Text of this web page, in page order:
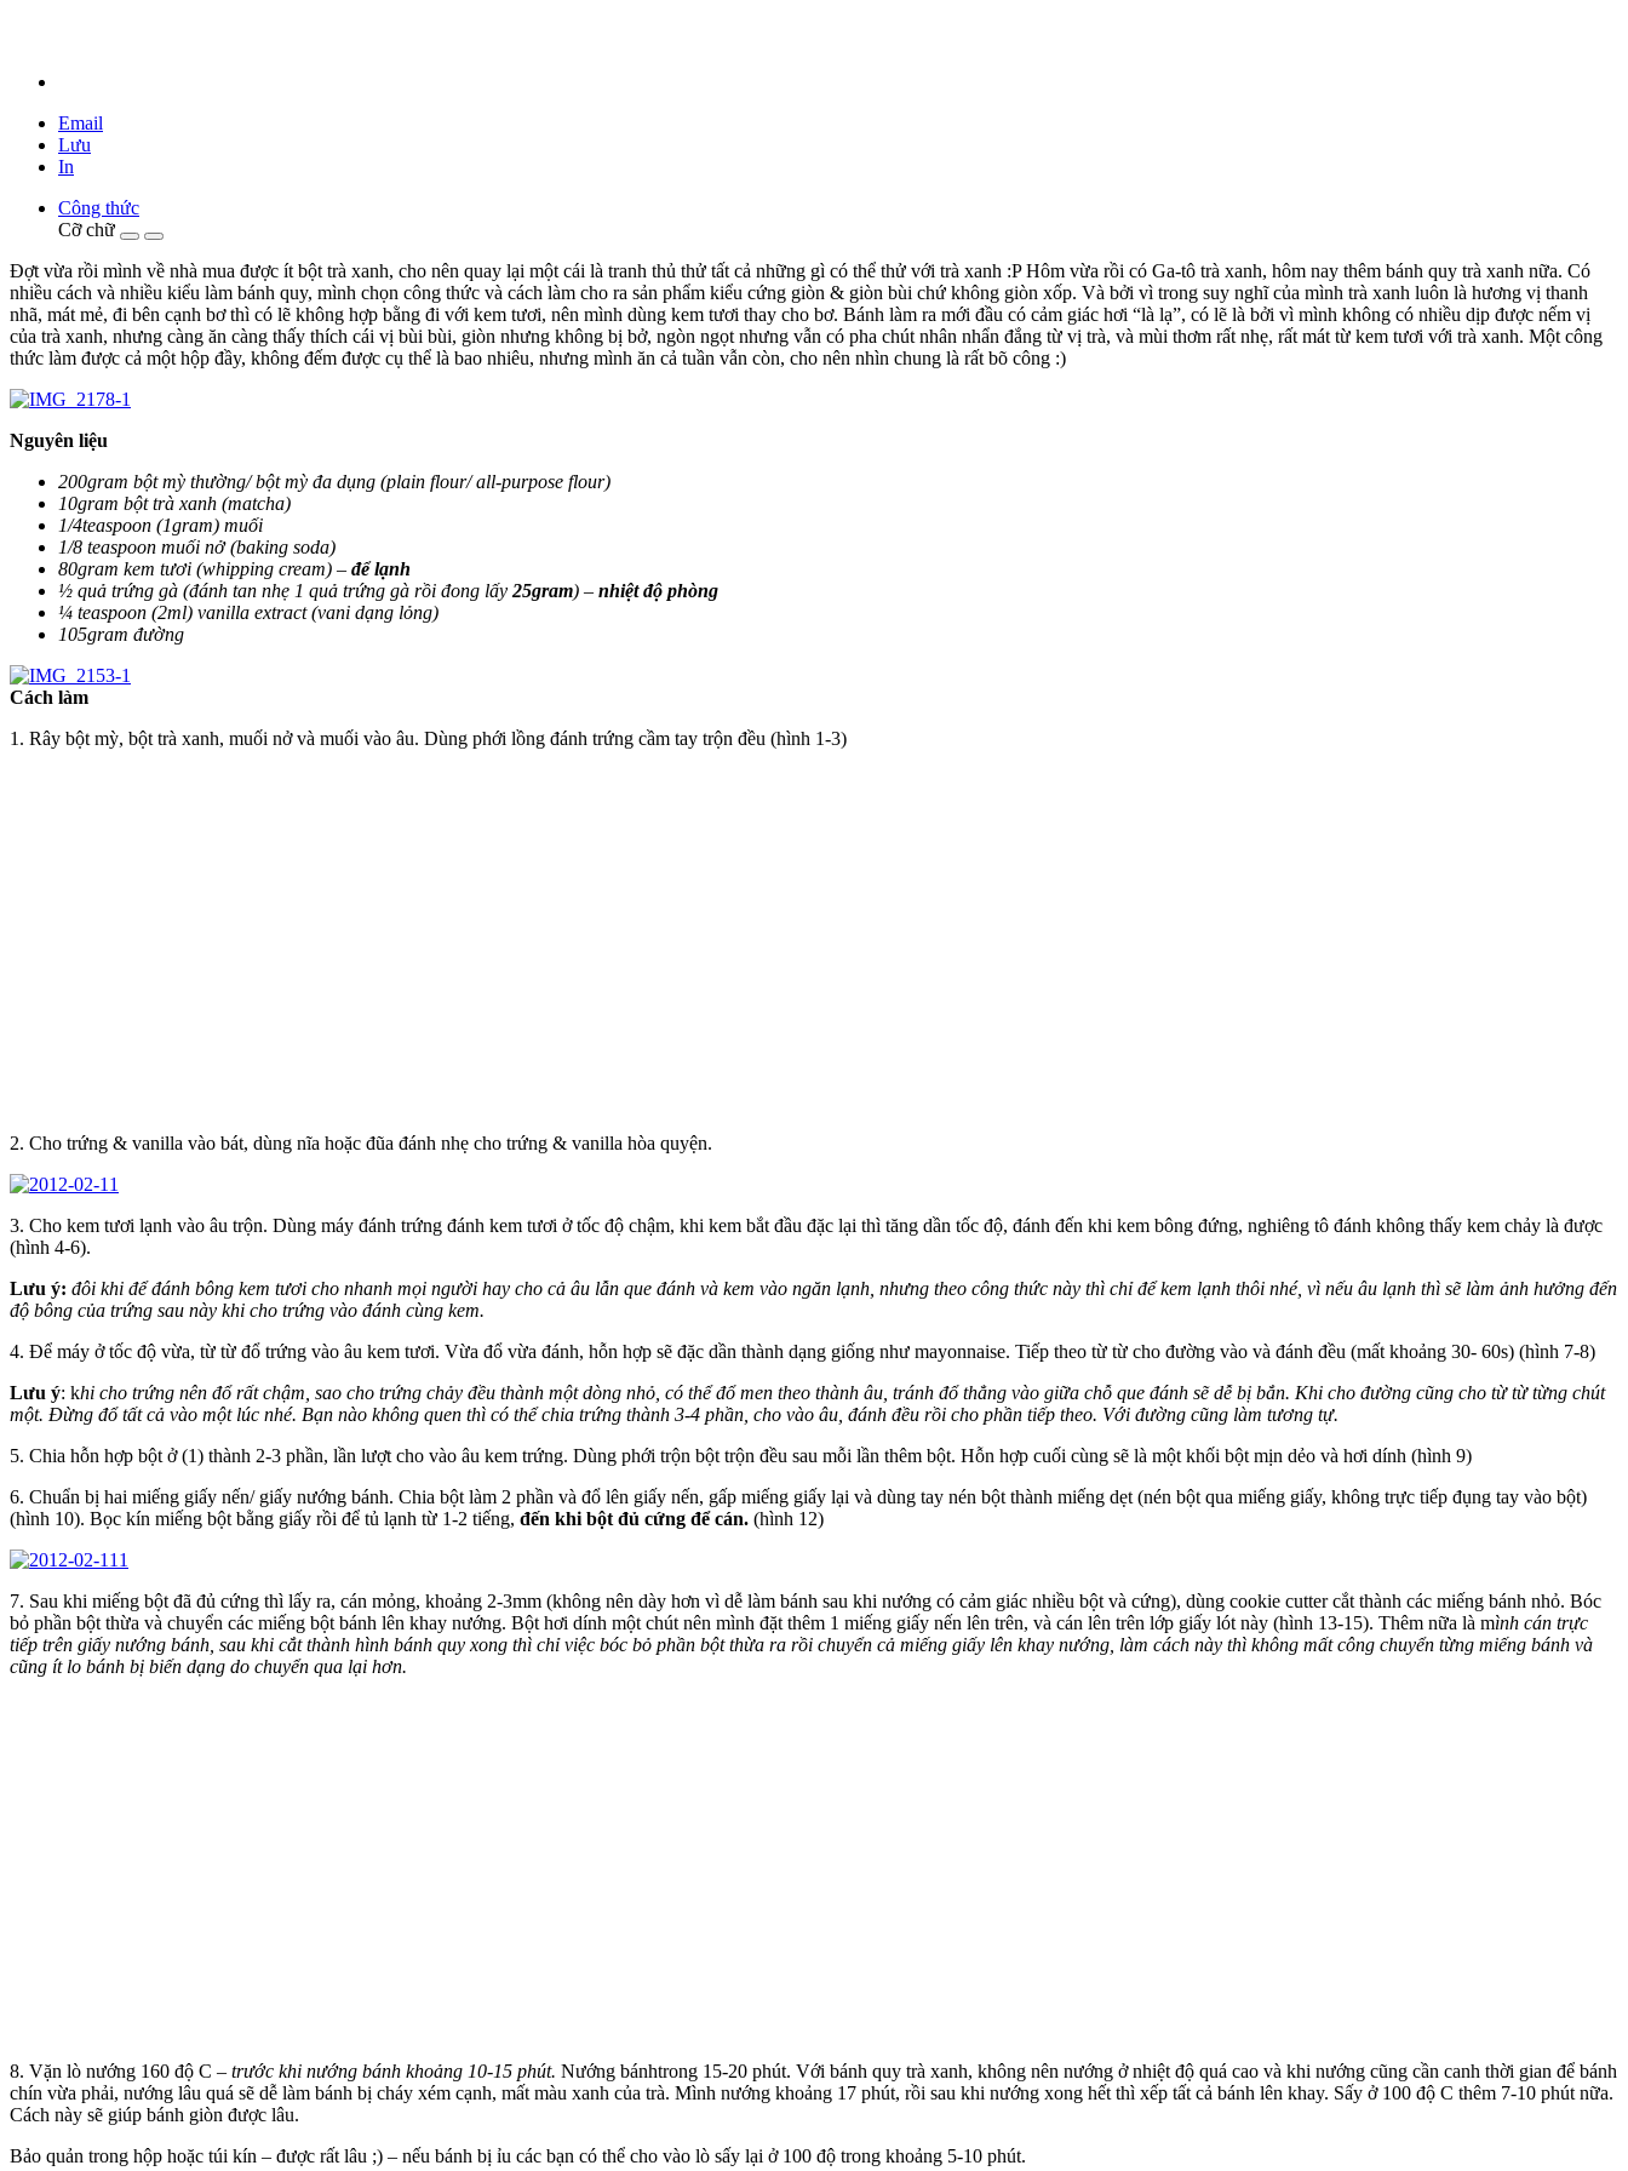
Email
Lưu
In
Công thức
Cỡ chữ
Đợt vừa rồi mình về nhà mua được ít bột trà xanh, cho nên quay lại một cái là tranh thủ thử tất cả những gì có thể thử với trà xanh :P Hôm vừa rồi có Ga-tô trà xanh, hôm nay thêm bánh quy trà xanh nữa. Có
nhiều cách và nhiều kiểu làm bánh quy, mình chọn công thức và cách làm cho ra sản phẩm kiểu cứng giòn & giòn bùi chứ không giòn xốp. Và bởi vì trong suy nghĩ của mình trà xanh luôn là hương vị thanh
nhã, mát mẻ, đi bên cạnh bơ thì có lẽ không hợp bằng đi với kem tươi, nên mình dùng kem tươi thay cho bơ. Bánh làm ra mới đầu có cảm giác hơi “là lạ”, có lẽ là bởi vì mình không có nhiều dịp được nếm vị
của trà xanh, nhưng càng ăn càng thấy thích cái vị bùi bùi, giòn nhưng không bị bở, ngòn ngọt nhưng vẫn có pha chút nhân nhẩn đắng từ vị trà, và mùi thơm rất nhẹ, rất mát từ kem tươi với trà xanh. Một công
thức làm được cả một hộp đầy, không đếm được cụ thể là bao nhiêu, nhưng mình ăn cả tuần vẫn còn, cho nên nhìn chung là rất bõ công :)
Nguyên liệu
200gram bột mỳ thường/ bột mỳ đa dụng (plain flour/ all-purpose flour)
10gram bột trà xanh (matcha)
1/4teaspoon (1gram) muối
1/8 teaspoon muối nở (baking soda)
80gram kem tươi (whipping cream) – để lạnh
½ quả trứng gà (đánh tan nhẹ 1 quả trứng gà rồi đong lấy 25gram) – nhiệt độ phòng
¼ teaspoon (2ml) vanilla extract (vani dạng lỏng)
105gram đường
Cách làm
1. Rây bột mỳ, bột trà xanh, muối nở và muối vào âu. Dùng phới lồng đánh trứng cầm tay trộn đều (hình 1-3)
2. Cho trứng & vanilla vào bát, dùng nĩa hoặc đũa đánh nhẹ cho trứng & vanilla hòa quyện.
3. Cho kem tươi lạnh vào âu trộn. Dùng máy đánh trứng đánh kem tươi ở tốc độ chậm, khi kem bắt đầu đặc lại thì tăng dần tốc độ, đánh đến khi kem bông đứng, nghiêng tô đánh không thấy kem chảy là được
(hình 4-6).
Lưu ý: đôi khi để đánh bông kem tươi cho nhanh mọi người hay cho cả âu lẫn que đánh và kem vào ngăn lạnh, nhưng theo công thức này thì chỉ để kem lạnh thôi nhé, vì nếu âu lạnh thì sẽ làm ảnh hưởng đến
độ bông của trứng sau này khi cho trứng vào đánh cùng kem.
4. Để máy ở tốc độ vừa, từ từ đổ trứng vào âu kem tươi. Vừa đổ vừa đánh, hỗn hợp sẽ đặc dần thành dạng giống như mayonnaise. Tiếp theo từ từ cho đường vào và đánh đều (mất khoảng 30- 60s) (hình 7-8)
Lưu ý: khi cho trứng nên đổ rất chậm, sao cho trứng chảy đều thành một dòng nhỏ, có thể đổ men theo thành âu, tránh đổ thẳng vào giữa chỗ que đánh sẽ dễ bị bắn. Khi cho đường cũng cho từ từ từng chút
một. Đừng đổ tất cả vào một lúc nhé. Bạn nào không quen thì có thể chia trứng thành 3-4 phần, cho vào âu, đánh đều rồi cho phần tiếp theo. Với đường cũng làm tương tự.
5. Chia hỗn hợp bột ở (1) thành 2-3 phần, lần lượt cho vào âu kem trứng. Dùng phới trộn bột trộn đều sau mỗi lần thêm bột. Hỗn hợp cuối cùng sẽ là một khối bột mịn dẻo và hơi dính (hình 9)
6. Chuẩn bị hai miếng giấy nến/ giấy nướng bánh. Chia bột làm 2 phần và đổ lên giấy nến, gấp miếng giấy lại và dùng tay nén bột thành miếng dẹt (nén bột qua miếng giấy, không trực tiếp đụng tay vào bột)
(hình 10). Bọc kín miếng bột bằng giấy rồi để tủ lạnh từ 1-2 tiếng, đến khi bột đủ cứng để cán. (hình 12)
7. Sau khi miếng bột đã đủ cứng thì lấy ra, cán mỏng, khoảng 2-3mm (không nên dày hơn vì dễ làm bánh sau khi nướng có cảm giác nhiều bột và cứng), dùng cookie cutter cắt thành các miếng bánh nhỏ. Bóc
bỏ phần bột thừa và chuyển các miếng bột bánh lên khay nướng. Bột hơi dính một chút nên mình đặt thêm 1 miếng giấy nến lên trên, và cán lên trên lớp giấy lót này (hình 13-15). Thêm nữa là mình cán trực
tiếp trên giấy nướng bánh, sau khi cắt thành hình bánh quy xong thì chỉ việc bóc bỏ phần bột thừa ra rồi chuyển cả miếng giấy lên khay nướng, làm cách này thì không mất công chuyển từng miếng bánh và
cũng ít lo bánh bị biến dạng do chuyển qua lại hơn.
8. Vặn lò nướng 160 độ C – trước khi nướng bánh khoảng 10-15 phút. Nướng bánhtrong 15-20 phút. Với bánh quy trà xanh, không nên nướng ở nhiệt độ quá cao và khi nướng cũng cần canh thời gian để bánh
chín vừa phải, nướng lâu quá sẽ dễ làm bánh bị cháy xém cạnh, mất màu xanh của trà. Mình nướng khoảng 17 phút, rồi sau khi nướng xong hết thì xếp tất cả bánh lên khay. Sấy ở 100 độ C thêm 7-10 phút nữa.
Cách này sẽ giúp bánh giòn được lâu.
Bảo quản trong hộp hoặc túi kín – được rất lâu ;) – nếu bánh bị ỉu các bạn có thể cho vào lò sấy lại ở 100 độ trong khoảng 5-10 phút.